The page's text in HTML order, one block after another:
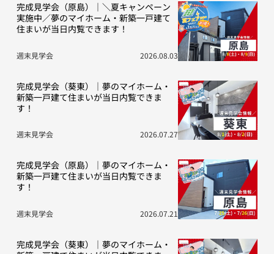
完成見学会（原島）｜＼夏キャンペーン
実施中／夢のマイホーム・新築一戸建て
住まいが当日内覧できます！
週末見学会 2026.08.03
完成見学会（葵東）｜夢のマイホーム・
新築一戸建て住まいが当日内覧できま
す！
週末見学会 2026.07.27
完成見学会（原島）｜夢のマイホーム・
新築一戸建て住まいが当日内覧できま
す！
週末見学会 2026.07.21
完成見学会（葵東）｜夢のマイホーム・